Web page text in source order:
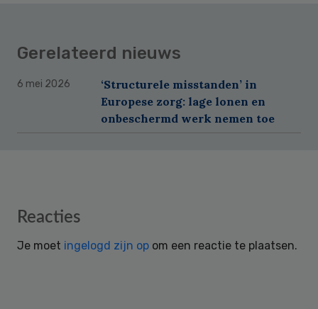
Gerelateerd nieuws
6 mei 2026
‘Structurele misstanden’ in
Europese zorg: lage lonen en
onbeschermd werk nemen toe
Reader
Reacties
Je moet ingelogd zijn op om een reactie te plaatsen.